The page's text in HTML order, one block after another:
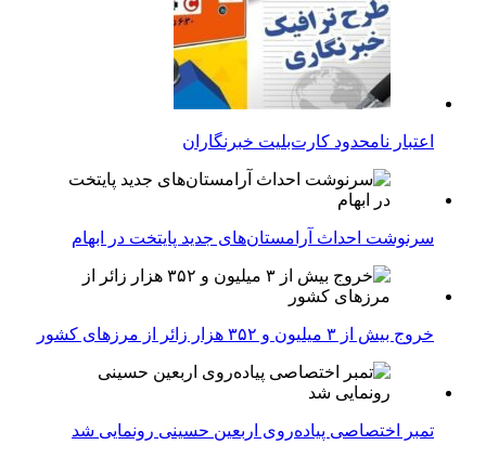
اعتبار نامحدود کارت‌بلیت خبرنگاران
سرنوشت احداث آرامستان‌های جدید پایتخت در ابهام
خروج بیش از ۳ میلیون و ۳۵۲ هزار زائر از مرزهای کشور
تمبر اختصاصی پیاده‌روی اربعین حسینی رونمایی شد